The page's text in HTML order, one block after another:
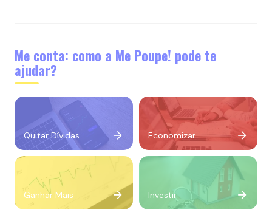
Me conta: como a Me Poupe! pode te
ajudar?
Quitar Dívidas Economizar
Ganhar Mais Investir